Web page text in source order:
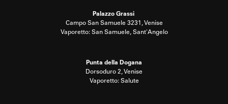
Palazzo Grassi
Campo San Samuele 3231, Venise
Vaporetto: San Samuele, Sant'Angelo
Punta della Dogana
Dorsoduro 2, Venise
Vaporetto: Salute